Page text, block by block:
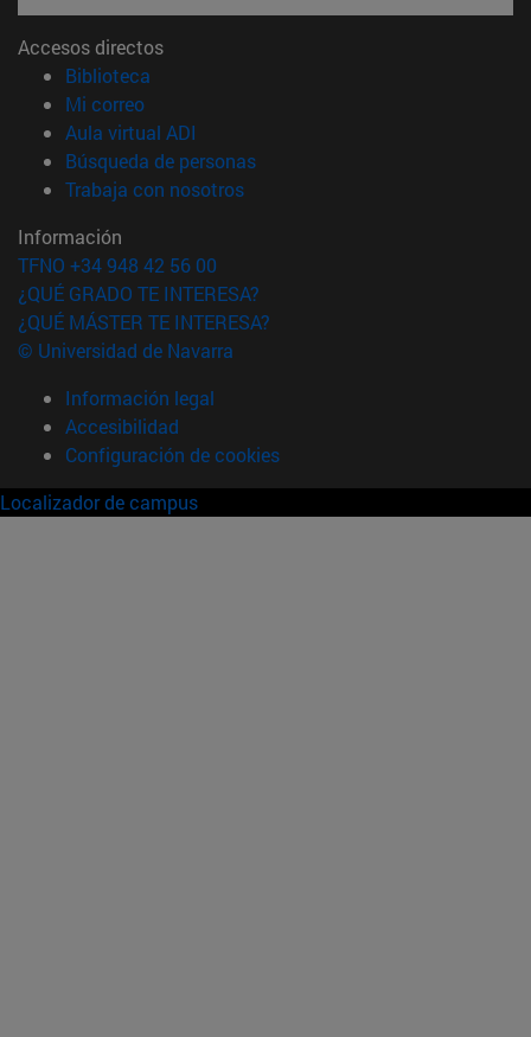
Accesos directos
Biblioteca
Mi correo(abre en nueva ventana)
Aula virtual ADI
Búsqueda de personas(abre en nueva ventana)
Trabaja con nosotros(abre en nueva ventana)
Información
TFNO +34 948 42 56 00
¿QUÉ GRADO TE INTERESA?
¿QUÉ MÁSTER TE INTERESA?
© Universidad de Navarra
Información legal
Accesibilidad
Configuración de cookies
Localizador de campus